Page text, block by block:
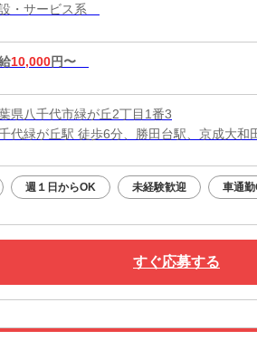
・サービス系
10,000円〜
県八千代市緑が丘2丁目1番3
代緑が丘駅 徒歩6分、勝田台駅、京成大和
週１日からOK 未経験歓迎 車通
すぐ応募する